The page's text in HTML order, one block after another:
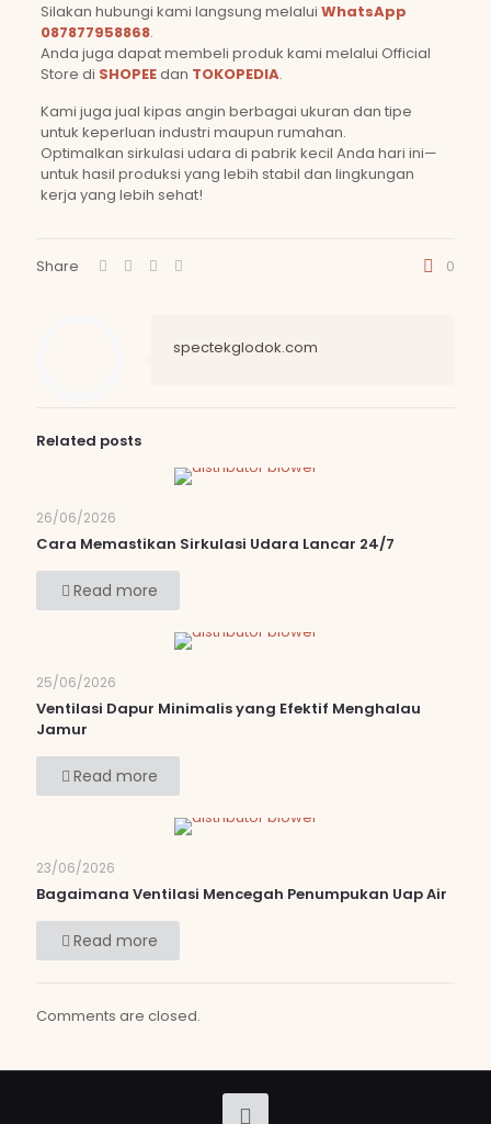
Silakan hubungi kami langsung melalui WhatsApp
087877958868.
Anda juga dapat membeli produk kami melalui Official
Store di SHOPEEdan TOKOPEDIA.
Kami juga jual kipas angin berbagai ukuran dan tipe
untuk keperluan industri maupun rumahan.
Optimalkan sirkulasi udara di pabrik kecil Anda hari ini—
untuk hasil produksi yang lebih stabil dan lingkungan
kerja yang lebih sehat!
Share 0
spectekglodok.com
Related posts
26/06/2026
Cara Memastikan Sirkulasi Udara Lancar 24/7
Read more
25/06/2026
Ventilasi Dapur Minimalis yang Efektif Menghalau
Jamur
Read more
23/06/2026
Bagaimana Ventilasi Mencegah Penumpukan Uap Air
Read more
Comments are closed.